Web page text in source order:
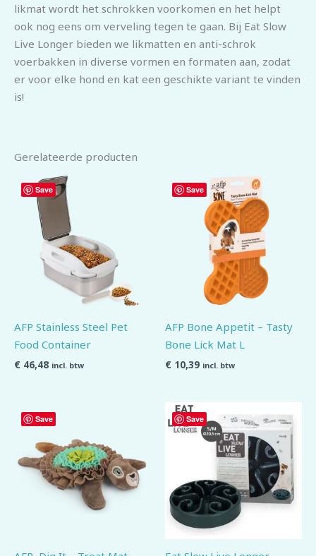
likmat wordt het schrokken voorkomen en het helpt
ook nog eens om verveling tegen te gaan. Bij Eat Slow
Live Longer bieden we likmatten en anti-schrok
voerbakken in diverse vormen en formaten aan, zodat
er voor elke hond en kat een geschikte variant te vinden
is!
Gerelateerde producten
Save
AFP Stainless Steel Pet
Food Container
€ 46,48 incl. btw
Save
AFP Bone Appetit – Tasty
Bone Lick Mat L
€ 10,39 incl. btw
Save Save